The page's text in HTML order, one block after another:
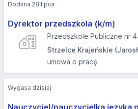
Dyrektor przedszkola (k/m)
Przedszkole Publiczne nr 4
Strzelce Krajeńskie
umowa o pracę
Dodana 28 lipca
Nauczyciel/nauczycielka języka
Wygasa dzisiaj